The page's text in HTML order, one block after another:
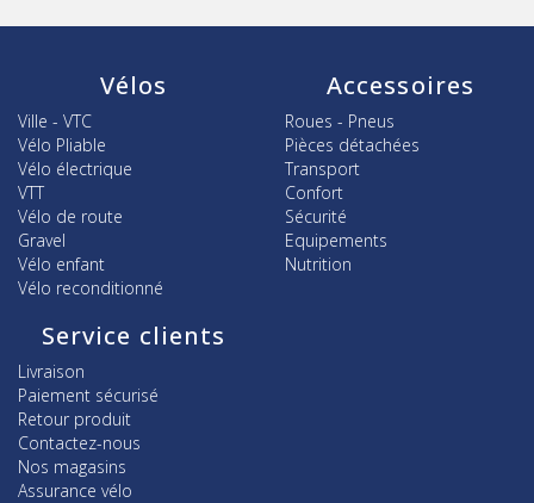
Vélos
Ville - VTC
Vélo Pliable
Vélo électrique
VTT
Vélo de route
Gravel
Vélo enfant
Vélo reconditionné
Accessoires
Roues - Pneus
Pièces détachées
Transport
Confort
Sécurité
Equipements
Nutrition
Service clients
Livraison
Paiement sécurisé
Retour produit
Contactez-nous
Nos magasins
Assurance vélo